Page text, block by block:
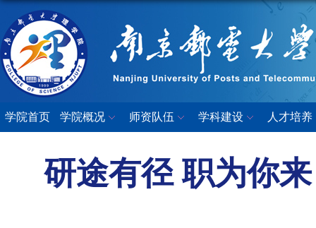
学院首页 学院概况 师资队伍 学科建设 人才培养
研途有径 职为你